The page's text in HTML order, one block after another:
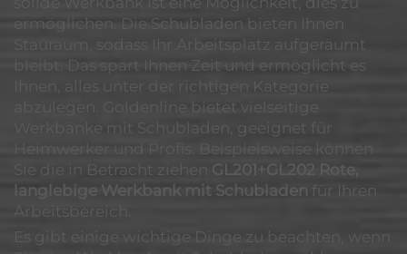
ermöglichen. Die Schubladen bieten Ihnen
Stauraum, sodass Ihr Arbeitsplatz aufgeräumt
bleibt. Das spart Ihnen Zeit und ermöglicht es
Ihnen, alles unter der richtigen Kategorie
abzulegen. Goldenline bietet vielseitige
Werkbänke mit Schubladen, geeignet für
Heimwerker und Profis. Beispielsweise können
Sie die in Betracht ziehen GL201+GL202 Rote,
langlebige Werkbank mit Schubladen
für Ihren
Arbeitsbereich.
Es gibt einige wichtige Dinge zu beachten, wenn